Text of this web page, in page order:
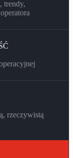
trendy,
rzeczywistą